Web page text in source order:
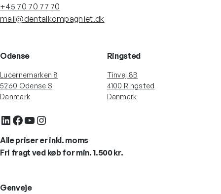
+45 70 70 77 70
mail@dentalkompagniet.dk
Odense
Lucernemarken 8
5260 Odense S
Danmark
Ringsted
Tinvej 8B
4100 Ringsted
Danmark
LinkedIn Facebook YouTube Instagram
Alle priser er inkl. moms
Fri fragt ved køb for min. 1.500 kr.
Genveje